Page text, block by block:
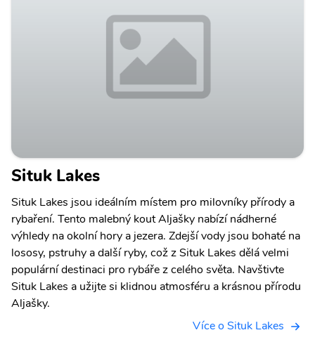
Situk Lakes
Situk Lakes jsou ideálním místem pro milovníky přírody a
rybaření. Tento malebný kout Aljašky nabízí nádherné
výhledy na okolní hory a jezera. Zdejší vody jsou bohaté na
lososy, pstruhy a další ryby, což z Situk Lakes dělá velmi
populární destinaci pro rybáře z celého světa. Navštivte
Situk Lakes a užijte si klidnou atmosféru a krásnou přírodu
Aljašky.
Více o Situk Lakes